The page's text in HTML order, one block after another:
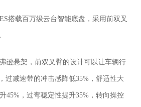
搭载百万级云台智能底盘，采用前双叉
逊悬架，前双叉臂的设计可以让车辆行
过减速带的冲击感降低35%，舒适性大
45%，过弯稳定性提升35%，转向操控